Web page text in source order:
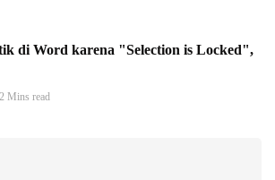
di Word karena "Selection is Locked",
2 Mins read